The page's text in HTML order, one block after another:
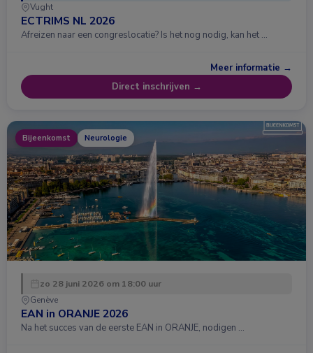
Vught
ECTRIMS NL 2026
Afreizen naar een congreslocatie? Is het nog nodig, kan het …
Meer informatie →
Direct inschrijven →
Bijeenkomst Neurologie
zo 28 juni 2026 om 18:00 uur
Genève
EAN in ORANJE 2026
Na het succes van de eerste EAN in ORANJE, nodigen …